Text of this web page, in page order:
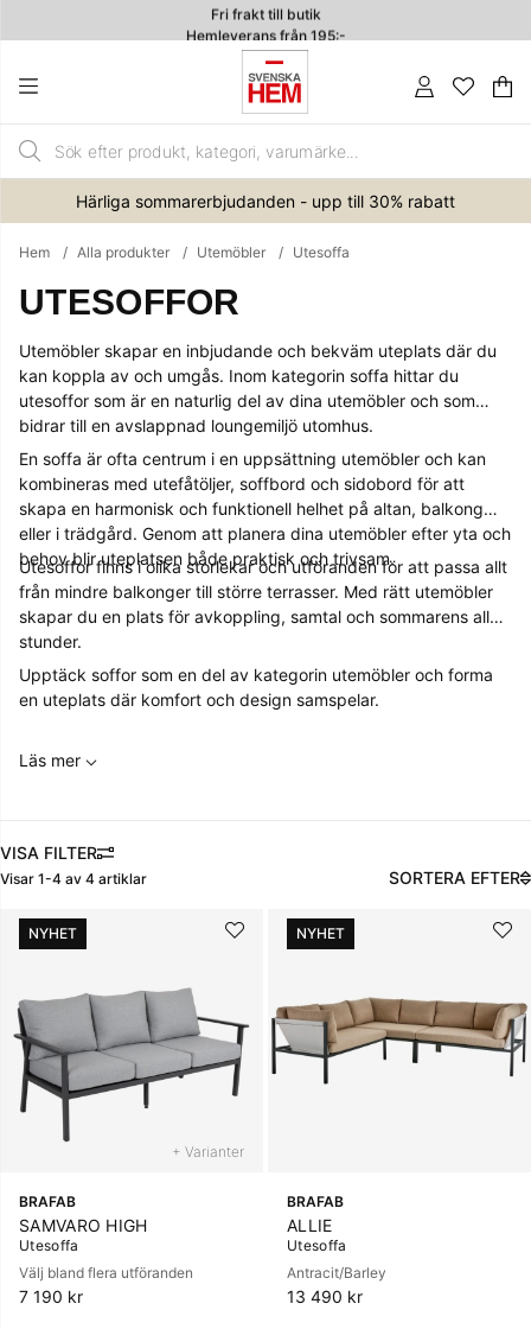
Fri frakt till butik
Hemleverans från 195:-
4.7
.
Härliga sommarerbjudanden - upp till 30% rabatt
Hem Alla produkter Utemöbler Utesoffa
UTESOFFOR
Utemöbler skapar en inbjudande och bekväm uteplats där du
kan koppla av och umgås. Inom kategorin soffa hittar du
utesoffor som är en naturlig del av dina utemöbler och som
bidrar till en avslappnad loungemiljö utomhus.
En soffa är ofta centrum i en uppsättning utemöbler och kan
kombineras med utefåtöljer, soffbord och sidobord för att
skapa en harmonisk och funktionell helhet på altan, balkong
eller i trädgård. Genom att planera dina utemöbler efter yta och
behov blir uteplatsen både praktisk och trivsam.
Utesoffor finns i olika storlekar och utföranden för att passa allt
från mindre balkonger till större terrasser. Med rätt utemöbler
skapar du en plats för avkoppling, samtal och sommarens alla
stunder.
Upptäck soffor som en del av kategorin utemöbler och forma
en uteplats där komfort och design samspelar.
Läs mer
FILTRERA
Visar 1-4 av 4 artiklar SORTERA EFTER
Produkter
NYHET
+ Varianter
BRAFAB
SAMVARO HIGH
Utesoffa
Välj bland flera utföranden
7 190 kr
NYHET
BRAFAB
ALLIE
Utesoffa
Antracit/Barley
13 490 kr